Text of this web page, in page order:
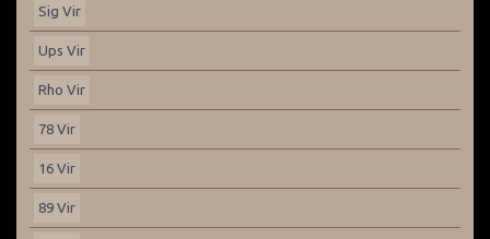
Sig Vir
Ups Vir
Rho Vir
78 Vir
16 Vir
89 Vir